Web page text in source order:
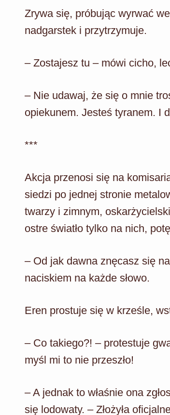
Zrywa się, próbując wyrwać
nadgarstek i przytrzymuje.
– Zostajesz tu – mówi cicho,
– Nie udawaj, że się o mnie
opiekunem. Jesteś tyranem. I
***
Akcja przenosi się na
siedzi po jednej stronie
twarzy i zimnym,
ostre światło tylko na nich,
– Od jak dawna znęcasz się
naciskiem na każde słowo.
Eren prostuje się w krześle,
– Co takiego?! – protestuje
myśl mi to nie przeszło!
– A jednak to właśnie ona
się lodowaty. – Złożyła